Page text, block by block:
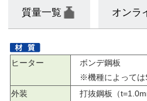
質量一覧 オンラ
ヒーター
ボンデ鋼板
※機種によっては
外装
打抜鋼板（